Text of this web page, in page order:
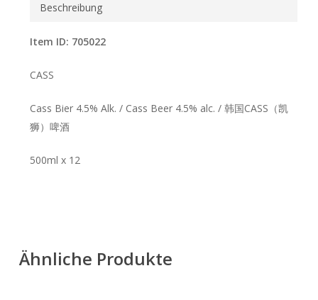
Beschreibung
Item ID: 705022
CASS
Cass Bier 4.5% Alk. / Cass Beer 4.5% alc. / 韩国CASS（凯
狮）啤酒
500ml x 12
Ähnliche Produkte